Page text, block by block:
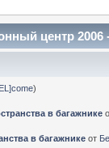
центр
)
в багажнике
в багажнике от